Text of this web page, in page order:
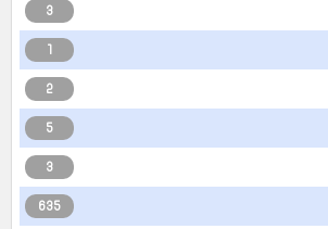
3
1
2
5
3
635